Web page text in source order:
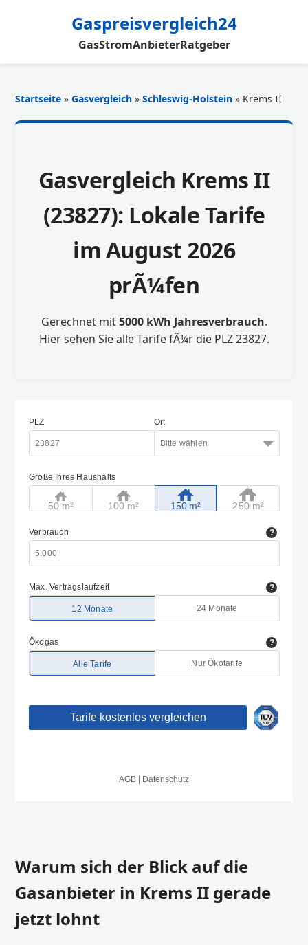
Gaspreisvergleich24
GasStromAnbieterRatgeber
Startseite »Gasvergleich »Schleswig-Holstein » Krems II
Gasvergleich Krems II
(23827): Lokale Tarife
im August 2026
prÃ¼fen
Gerechnet mit5000 kWh Jahresverbrauch.
Hier sehen Sie alle Tarife fÃ¼r die PLZ 23827.
Warum sich der Blick auf die
Gasanbieter in Krems II gerade
jetzt lohnt